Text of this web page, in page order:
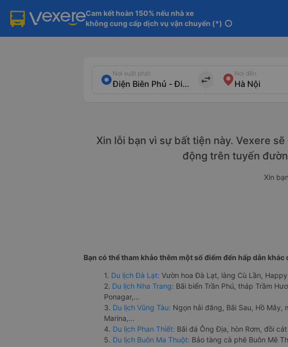
Cam kết hoàn 150% nếu nhà xe
không cung cấp dịch vụ vận chuyển (*) info
Nơi xuất phát
import_export
Nơi đến
Xin lỗi bạn vì sự bất tiện này. Vexere
động trên tuyến
Xin
Bạn có thể tham khảo thêm một số điểm đến hấp dẫn
1. Du lịch Đà Lạt: Vườn hoa Đà Lạt, làng Cù Lần,
2. Du lịch Nha Trang: Bãi biển Trần Phú, tháp Trầm
Ponagar,...
3. Du lịch Vũng Tàu: Ngọn hải đăng, Bãi Sau, Hồ Mây,
Marina,...
4. Du lịch Phan Thiết: Bãi đá Ông Địa, hòn Rơm, đồi
5. Du lịch Buôn Ma Thuột: Bảo tàng cà phê Buôn Mê